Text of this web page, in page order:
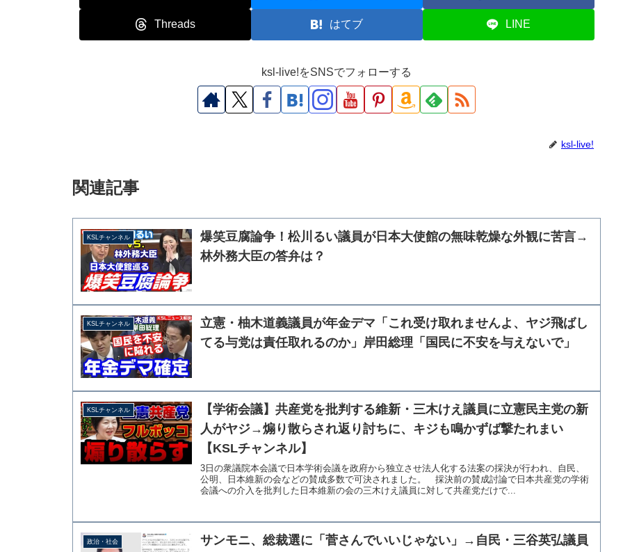
Threads はてブ LINE
ksl-live!をSNSでフォローする
ksl-live!
関連記事
KSLチャンネル
爆笑豆腐論争！松川るい議員が日本大使館の無味乾燥な外観に苦言→
林外務大臣の答弁は？
KSLチャンネル
立憲・柚木道義議員が年金デマ「これ受け取れませんよ、ヤジ飛ばし
てる与党は責任取れるのか」岸田総理「国民に不安を与えないで」
KSLチャンネル
【学術会議】共産党を批判する維新・三木けえ議員に立憲民主党の新
人がヤジ→煽り散らされ返り討ちに、キジも鳴かずば撃たれまい
【KSLチャンネル】
3日の衆議院本会議で日本学術会議を政府から独立させ法人化する法案の採決が行われ、自民、
公明、日本維新の会などの賛成多数で可決されました。 採決前の賛成討論で日本共産党の学術
会議への介入を批判した日本維新の会の三木けえ議員に対して共産党だけで...
政治・社会
サンモニ、総裁選に「菅さんでいいじゃない」→自民・三谷英弘議員